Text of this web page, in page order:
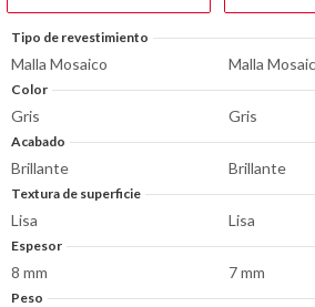
Tipo de revestimiento
Malla Mosaico Malla
Color
Gris Gris
Acabado
Brillante Brillante
Textura de superficie
Lisa Lisa
Espesor
8 mm 7 mm
Peso